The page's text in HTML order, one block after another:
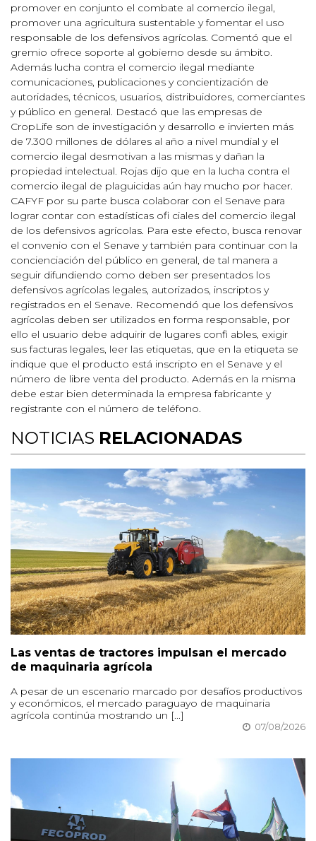
promover en conjunto el combate al comercio ilegal,
promover una agricultura sustentable y fomentar el uso
responsable de los defensivos agrícolas. Comentó que el
gremio ofrece soporte al gobierno desde su ámbito.
Además lucha contra el comercio ilegal mediante
comunicaciones, publicaciones y concientización de
autoridades, técnicos, usuarios, distribuidores, comerciantes
y público en general. Destacó que las empresas de
CropLife son de investigación y desarrollo e invierten más
de 7.300 millones de dólares al año a nivel mundial y el
comercio ilegal desmotivan a las mismas y dañan la
propiedad intelectual. Rojas dijo que en la lucha contra el
comercio ilegal de plaguicidas aún hay mucho por hacer.
CAFYF por su parte busca colaborar con el Senave para
lograr contar con estadísticas ofi ciales del comercio ilegal
de los defensivos agrícolas. Para este efecto, busca renovar
el convenio con el Senave y también para continuar con la
concienciación del público en general, de tal manera a
seguir difundiendo como deben ser presentados los
defensivos agrícolas legales, autorizados, inscriptos y
registrados en el Senave. Recomendó que los defensivos
agrícolas deben ser utilizados en forma responsable, por
ello el usuario debe adquirir de lugares confi ables, exigir
sus facturas legales, leer las etiquetas, que en la etiqueta se
indique que el producto está inscripto en el Senave y el
número de libre venta del producto. Además en la misma
debe estar bien determinada la empresa fabricante y
registrante con el número de teléfono.
NOTICIAS RELACIONADAS
Las ventas de tractores impulsan el mercado
de maquinaria agrícola
A pesar de un escenario marcado por desafíos productivos
y económicos, el mercado paraguayo de maquinaria
agrícola continúa mostrando un [...]
07/08/2026